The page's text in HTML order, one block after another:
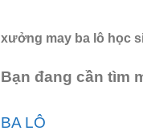
xưởng may ba lô học
Bạn đang cần tìm
BA LÔ